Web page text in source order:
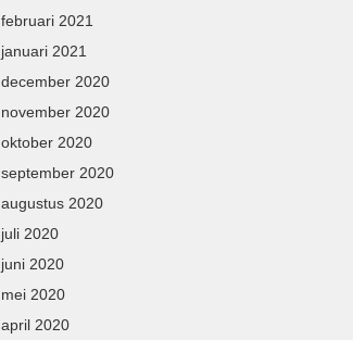
februari 2021
januari 2021
december 2020
november 2020
oktober 2020
september 2020
augustus 2020
juli 2020
juni 2020
mei 2020
april 2020